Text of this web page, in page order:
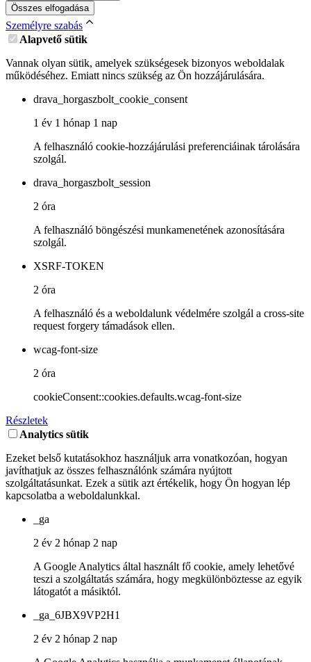
Összes elfogadása
Személyre szabás
Alapvető sütik
Vannak olyan sütik, amelyek szükségesek bizonyos weboldalak
működéséhez. Emiatt nincs szükség az Ön hozzájárulására.
drava_horgaszbolt_cookie_consent
1 év 1 hónap 1 nap
A felhasználó cookie-hozzájárulási preferenciáinak tárolására
szolgál.
drava_horgaszbolt_session
2 óra
A felhasználó böngészési munkamenetének azonosítására
szolgál.
XSRF-TOKEN
2 óra
A felhasználó és a weboldalunk védelmére szolgál a cross-site
request forgery támadások ellen.
wcag-font-size
2 óra
cookieConsent::cookies.defaults.wcag-font-size
Részletek
Analytics sütik
Ezeket belső kutatásokhoz használjuk arra vonatkozóan, hogyan
javíthatjuk az összes felhasználónk számára nyújtott
szolgáltatásunkat. Ezek a sütik azt értékelik, hogy Ön hogyan lép
kapcsolatba a weboldalunkkal.
_ga
2 év 2 hónap 2 nap
A Google Analytics által használt fő cookie, amely lehetővé
teszi a szolgáltatás számára, hogy megkülönböztesse az egyik
látogatót a másiktól.
_ga_6JBX9VP2H1
2 év 2 hónap 2 nap